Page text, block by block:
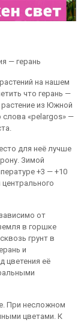
— герань
на нашем
что герань —
из Южной
слова «pelargos» —
для неё лучше
Зимой
+3 — +10
от
в горшке
грунт в
и
цветения её
При несложном
цветами. К